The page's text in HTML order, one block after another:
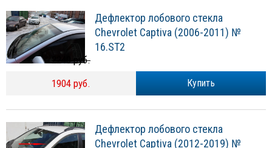
Дефлектор лобового стекла
Chevrolet Captiva (2006-2011) №
16.ST2
Купить
2240 руб.
1904 руб.
Дефлектор лобового стекла
Chevrolet Captiva (2012-2019) №